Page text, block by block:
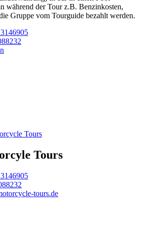
während der Tour z.B. Benzinkosten,
Gruppe vom Tourguide bezahlt werden.
Tours
tours.de